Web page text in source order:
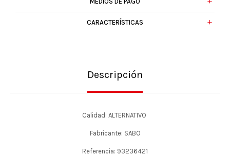
CARACTERÍSTICAS
Descripción
Calidad: ALTERNATIVO
Fabricante: SABO
Referencia: 93236421